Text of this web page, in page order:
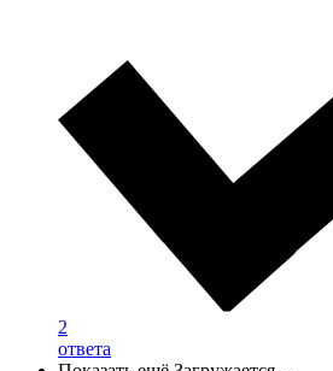
2
ответа